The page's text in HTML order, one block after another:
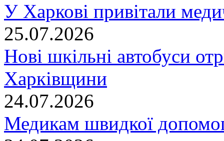
У Харкові привітали
25.07.2026
Нові шкільні автобуси
Харківщини
24.07.2026
Медикам швидкої